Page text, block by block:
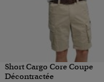
Short Cargo Core Coupe
Décontractée